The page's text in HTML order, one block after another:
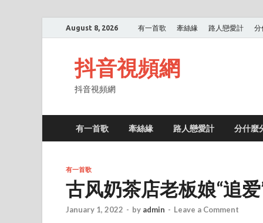
August 8, 2026 有一首歌 牽絲緣 路人戀愛計 分
抖音視頻網
抖音視頻網
有一首歌 牽絲緣 路人戀愛計 分什麼
有一首歌
古风奶茶店老板娘“追
January 1, 2022 - by admin - Leave a Comment